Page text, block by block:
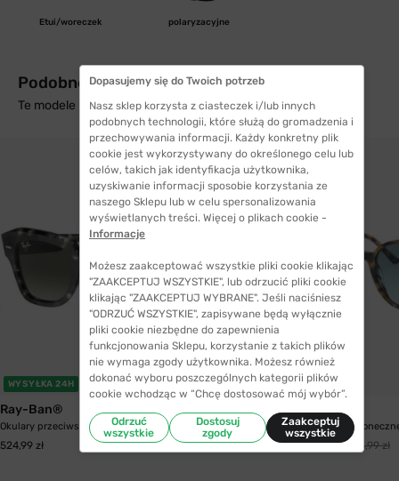
Etui/woreczek polaryzacyjne
Podobne produkty z wysyłką w 24h
Te modele mogą Cię zainteresować
WYSYŁKA 24H
Ray-Ban®
Okulary przeciwsłoneczne Ray-Ban® 2186 133371...
524,99 zł
WYSYŁKA 24H
Ray-Ban®
Okulary
450,99 zł 573,99 zł
Dopasujemy się do Twoich potrzeb
Nasz sklep korzysta z ciasteczek i/lub innych
podobnych technologii, które służą do gromadzenia i
przechowywania informacji. Każdy konkretny plik
cookie jest wykorzystywany do określonego celu lub
celów, takich jak identyfikacja użytkownika,
uzyskiwanie informacji sposobie korzystania ze
naszego Sklepu lub w celu spersonalizowania
wyświetlanych treści. Więcej o plikach cookie -
Informacje
Możesz zaakceptować wszystkie pliki cookie klikając
"ZAAKCEPTUJ WSZYSTKIE", lub odrzucić pliki cookie
klikając "ZAAKCEPTUJ WYBRANE". Jeśli naciśniesz
"ODRZUĆ WSZYSTKIE", zapisywane będą wyłącznie
pliki cookie niezbędne do zapewnienia
funkcjonowania Sklepu, korzystanie z takich plików
nie wymaga zgody użytkownika. Możesz również
dokonać wyboru poszczególnych kategorii plików
cookie wchodząc w “Chcę dostosować mój wybór”.
Odrzuć
wszystkie
Dostosuj
zgody
Zaakceptuj
wszystkie